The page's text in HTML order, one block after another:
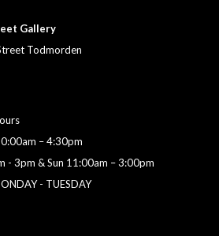
Gallery
Todmorden
– 4:30pm
- 3pm & Sun 11:00am – 3:00pm
- TUESDAY